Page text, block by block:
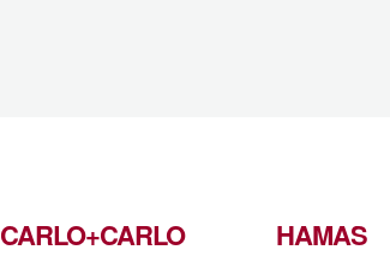
CARLO+CARLO HAMAS